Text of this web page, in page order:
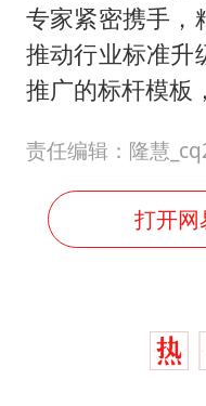
专家紧密携手，
推动行业标准升
推广的标杆模板
责任编辑：隆慧
打开网